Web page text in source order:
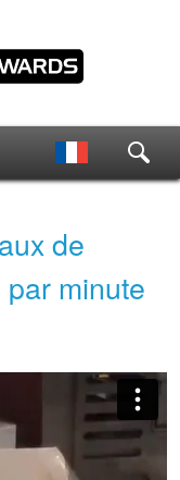
de
minute